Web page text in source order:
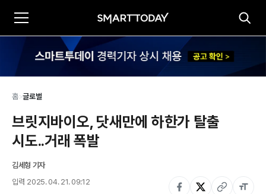
홈>글로벌
브릿지바이오, 닷새만에 하한가 탈출
시도..거래 폭발
김세형 기자
입력 2025. 04. 21. 09:12